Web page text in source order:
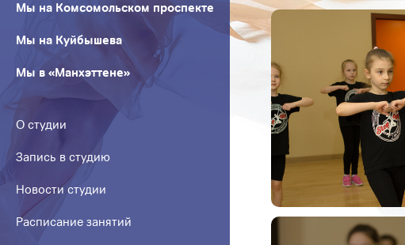
Мы на Комсомольском проспекте
Мы на Куйбышева
Мы в «Манхэттене»
О студии
Запись в студию
Новости студии
Расписание занятий